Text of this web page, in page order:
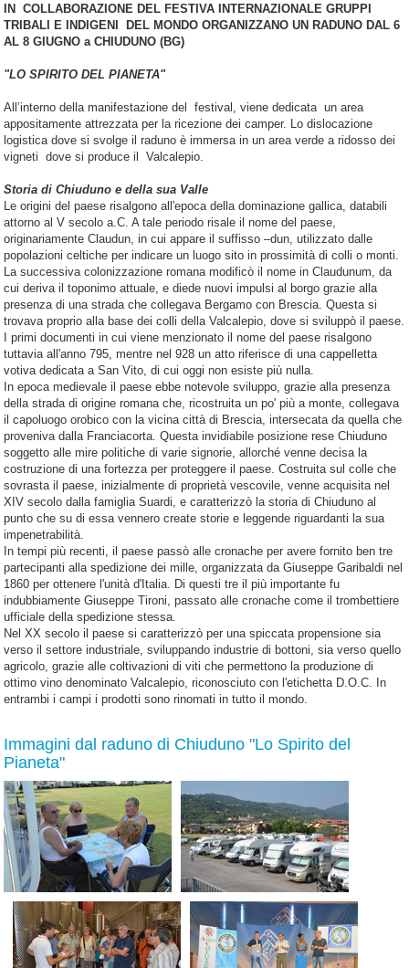
IN COLLABORAZIONE DEL FESTIVA INTERNAZIONALE GRUPPI
TRIBALI E INDIGENI DEL MONDO ORGANIZZANO UN RADUNO DAL 6
AL 8 GIUGNO a CHIUDUNO (BG)
"LO SPIRITO DEL PIANETA"
All’interno della manifestazione del festival, viene dedicata un area
appositamente attrezzata per la ricezione dei camper. Lo dislocazione
logistica dove si svolge il raduno è immersa in un area verde a ridosso dei
vigneti dove si produce il Valcalepio.
Storia di Chiuduno e della sua Valle
Le origini del paese risalgono all'epoca della dominazione gallica, databili
attorno al V secolo a.C. A tale periodo risale il nome del paese,
originariamente Claudun, in cui appare il suffisso –dun, utilizzato dalle
popolazioni celtiche per indicare un luogo sito in prossimità di colli o monti.
La successiva colonizzazione romana modificò il nome in Claudunum, da
cui deriva il toponimo attuale, e diede nuovi impulsi al borgo grazie alla
presenza di una strada che collegava Bergamo con Brescia. Questa si
trovava proprio alla base dei colli della Valcalepio, dove si sviluppò il paese.
I primi documenti in cui viene menzionato il nome del paese risalgono
tuttavia all'anno 795, mentre nel 928 un atto riferisce di una cappelletta
votiva dedicata a San Vito, di cui oggi non esiste più nulla.
In epoca medievale il paese ebbe notevole sviluppo, grazie alla presenza
della strada di origine romana che, ricostruita un po' più a monte, collegava
il capoluogo orobico con la vicina città di Brescia, intersecata da quella che
proveniva dalla Franciacorta. Questa invidiabile posizione rese Chiuduno
soggetto alle mire politiche di varie signorie, allorché venne decisa la
costruzione di una fortezza per proteggere il paese. Costruita sul colle che
sovrasta il paese, inizialmente di proprietà vescovile, venne acquisita nel
XIV secolo dalla famiglia Suardi, e caratterizzò la storia di Chiuduno al
punto che su di essa vennero create storie e leggende riguardanti la sua
impenetrabilità.
In tempi più recenti, il paese passò alle cronache per avere fornito ben tre
partecipanti alla spedizione dei mille, organizzata da Giuseppe Garibaldi nel
1860 per ottenere l'unità d'Italia. Di questi tre il più importante fu
indubbiamente Giuseppe Tironi, passato alle cronache come il trombettiere
ufficiale della spedizione stessa.
Nel XX secolo il paese si caratterizzò per una spiccata propensione sia
verso il settore industriale, sviluppando industrie di bottoni, sia verso quello
agricolo, grazie alle coltivazioni di viti che permettono la produzione di
ottimo vino denominato Valcalepio, riconosciuto con l'etichetta D.O.C. In
entrambi i campi i prodotti sono rinomati in tutto il mondo.
Immagini dal raduno di Chiuduno "Lo Spirito del
Pianeta"